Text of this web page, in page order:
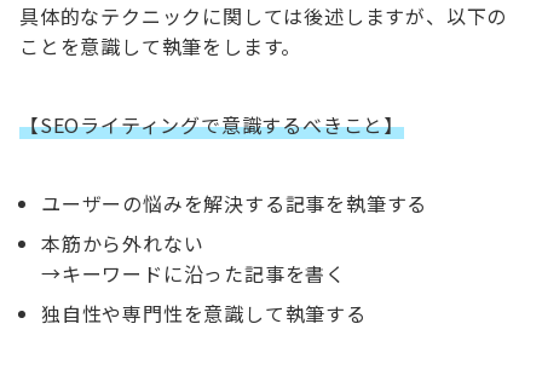
具体的なテクニックに関しては後述しますが、以下の
ことを意識して執筆をします。
【SEOライティングで意識するべきこと】
ユーザーの悩みを解決する記事を執筆する
本筋から外れない
→キーワードに沿った記事を書く
独自性や専門性を意識して執筆する